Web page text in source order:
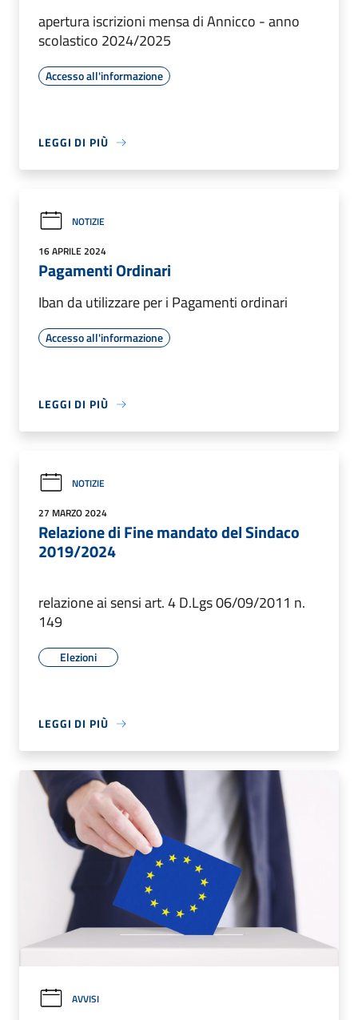
apertura iscrizioni mensa di Annicco - anno
scolastico 2024/2025
Accesso all'informazione
LEGGI DI PIÙ
NOTIZIE
16 APRILE 2024
Pagamenti Ordinari
Iban da utilizzare per i Pagamenti ordinari
Accesso all'informazione
LEGGI DI PIÙ
NOTIZIE
27 MARZO 2024
Relazione di Fine mandato del Sindaco
2019/2024
relazione ai sensi art. 4 D.Lgs 06/09/2011 n.
149
Elezioni
LEGGI DI PIÙ
AVVISI